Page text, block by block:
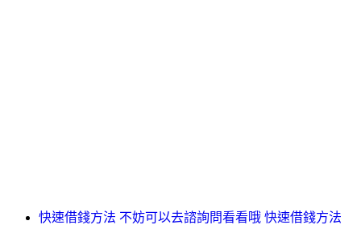
快速借錢方法 不妨可以去諮詢問看看哦 快速借錢方法